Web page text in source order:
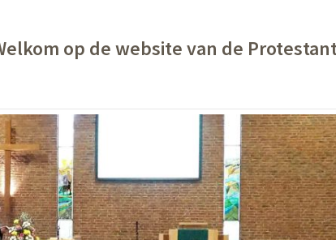
op de website van de